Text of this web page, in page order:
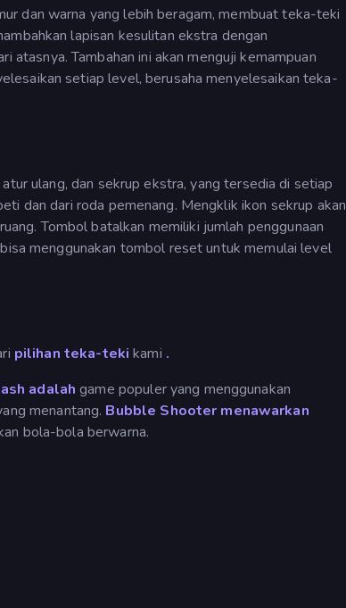
dan warna yang lebih beragam, membuat teka-teki
lapisan kesulitan ekstra dengan
atasnya. Tambahan ini akan menguji kemampuan
setiap level, berusaha menyelesaikan teka-
ulang, dan sekrup ekstra, yang tersedia di setiap
dan dari roda pemenang. Mengklik ikon sekrup akan
Tombol batalkan memiliki jumlah penggunaan
menggunakan tombol reset untuk memulai level
pilihan teka-teki kami .
adalah game populer yang menggunakan
menantang. Bubble Shooter menawarkan
bola-bola berwarna.